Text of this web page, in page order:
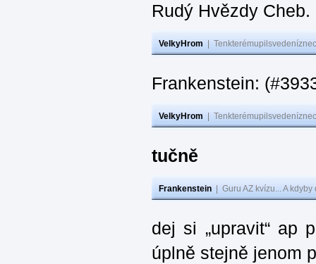
Rudý Hvězdy Cheb.
VelkyHrom
Frankenstein:
VelkyHrom
tučně
Frankenstein Guru AZ kvízu... A
dej si „upravit“ ap
úplně stejně jenom